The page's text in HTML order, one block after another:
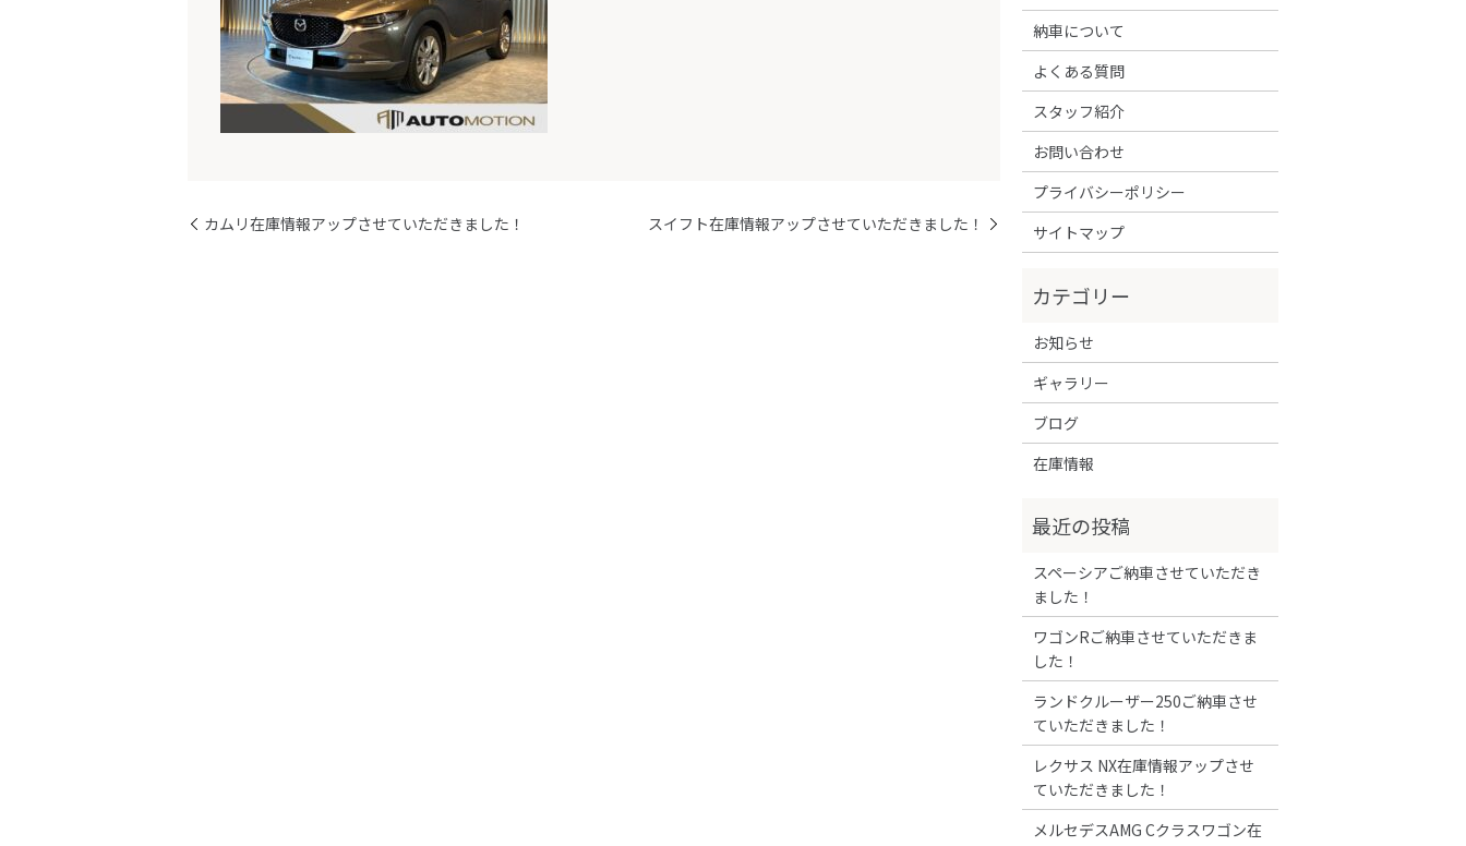
カムリ在庫情報アップさせていただきました！ スイフト在庫情報アップさせていただきました！
納車について
よくある質問
スタッフ紹介
お問い合わせ
プライバシーポリシー
サイトマップ
お知らせ
ギャラリー
ブログ
在庫情報
スペーシアご納車させていただき
ました！
ワゴンRご納車させていただきま
した！
ランドクルーザー250ご納車させ
ていただきました！
レクサス NX在庫情報アップさせ
ていただきました！
メルセデスAMG Cクラスワゴン在